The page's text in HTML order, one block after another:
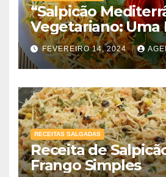
“Salpicão
Vegetariano: Uma
de Sabores!”
FEVEREIRO 14, 2024
RECEITAS SALGADAS
Receita de
Frango Simples